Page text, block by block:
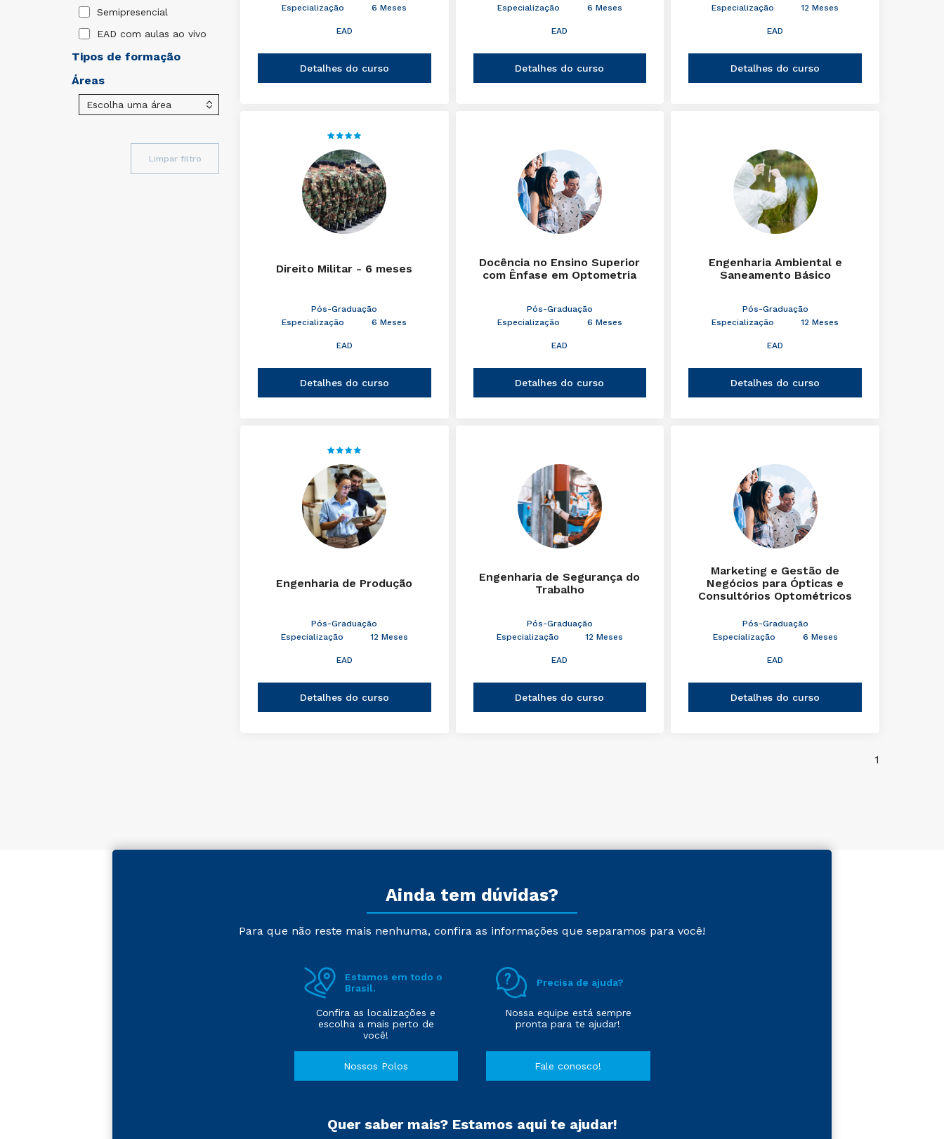
Semipresencial
EAD com aulas ao vivo
Tipos de formação
Áreas
Limpar filtro
Especialização
6 Meses
EAD
Detalhes do curso
Especialização
6 Meses
EAD
Detalhes do curso
Especialização
12 Meses
EAD
Detalhes do curso
Direito Militar - 6 meses
Pós-Graduação
Especialização
6 Meses
EAD
Detalhes do curso
Docência no Ensino Superior
com Ênfase em Optometria
Pós-Graduação
Especialização
6 Meses
EAD
Detalhes do curso
Engenharia Ambiental e
Saneamento Básico
Pós-Graduação
Especialização
12 Meses
EAD
Detalhes do curso
Engenharia de Produção
Pós-Graduação
Especialização
12 Meses
EAD
Detalhes do curso
Engenharia de Segurança do
Trabalho
Pós-Graduação
Especialização
12 Meses
EAD
Detalhes do curso
Marketing e Gestão de
Negócios para Ópticas e
Consultórios Optométricos
Pós-Graduação
Especialização
6 Meses
EAD
Detalhes do curso
1
Ainda tem dúvidas?
Para que não reste mais nenhuma, confira as informações que separamos para você!
Estamos em todo o
Brasil.
Confira as localizações e
escolha a mais perto de
você!
Nossos Polos
Precisa de ajuda?
Nossa equipe está sempre
pronta para te ajudar!
Fale conosco!
Quer saber mais? Estamos aqui te ajudar!